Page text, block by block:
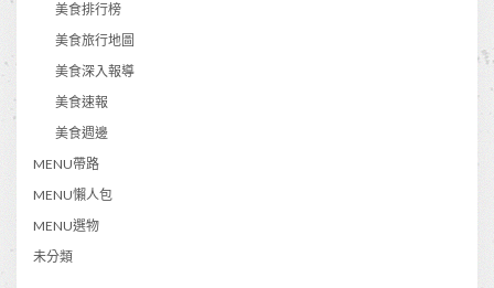
美食排行榜
美食旅行地圖
美食深入報導
美食速報
美食週邊
MENU帶路
MENU懶人包
MENU選物
未分類